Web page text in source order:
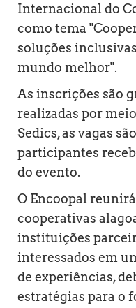
Internacional do
como tema
soluções
mundo melhor".
As inscrições são
realizadas por
Sedics, as vagas
participantes
do evento.
O Encoopal
cooperativas
instituições
interessados em
de experiências,
estratégias para o